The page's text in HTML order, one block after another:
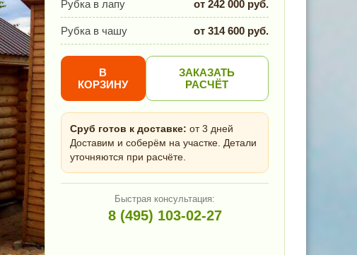
Рубка в лапу от 242 000 руб.
Рубка в чашу от 314 600 руб.
В
КОРЗИНУ
ЗАКАЗАТЬ
РАСЧЁТ
Сруб готов к доставке: от 3 дней
Доставим и соберём на участке. Детали
уточняются при расчёте.
Быстрая консультация:
8 (495) 103-02-27